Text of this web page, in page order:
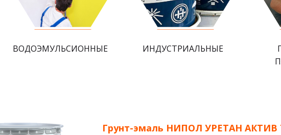
ВОДОЭМУЛЬСИОННЫЕ ИНДУСТРИАЛЬНЫЕ
Грунт-эмаль НИПОЛ УРЕТАН АКТИВ